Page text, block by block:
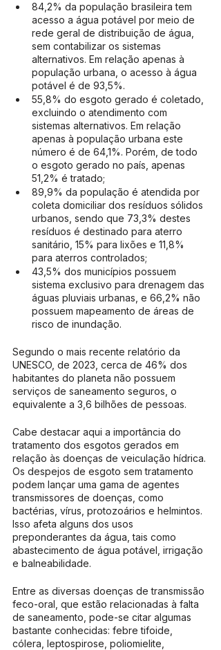
84,2% da população brasileira tem
acesso a água potável por meio de
rede geral de distribuição de água,
sem contabilizar os sistemas
alternativos. Em relação apenas à
população urbana, o acesso à água
potável é de 93,5%.
55,8% do esgoto gerado é coletado,
excluindo o atendimento com
sistemas alternativos. Em relação
apenas à população urbana este
número é de 64,1%. Porém, de todo
o esgoto gerado no país, apenas
51,2% é tratado;
89,9% da população é atendida por
coleta domiciliar dos resíduos sólidos
urbanos, sendo que 73,3% destes
resíduos é destinado para aterro
sanitário, 15% para lixões e 11,8%
para aterros controlados;
43,5% dos municípios possuem
sistema exclusivo para drenagem das
águas pluviais urbanas, e 66,2% não
possuem mapeamento de áreas de
risco de inundação.
Segundo o mais recente relatório da
UNESCO, de 2023, cerca de 46% dos
habitantes do planeta não possuem
serviços de saneamento seguros, o
equivalente a 3,6 bilhões de pessoas.
Cabe destacar aqui a importância do
tratamento dos esgotos gerados em
relação às doenças de veiculação hídrica.
Os despejos de esgoto sem tratamento
podem lançar uma gama de agentes
transmissores de doenças, como
bactérias, vírus, protozoários e helmintos.
Isso afeta alguns dos usos
preponderantes da água, tais como
abastecimento de água potável, irrigação
e balneabilidade.
Entre as diversas doenças de transmissão
feco-oral, que estão relacionadas à falta
de saneamento, pode-se citar algumas
bastante conhecidas: febre tifoide,
cólera, leptospirose, poliomielite,